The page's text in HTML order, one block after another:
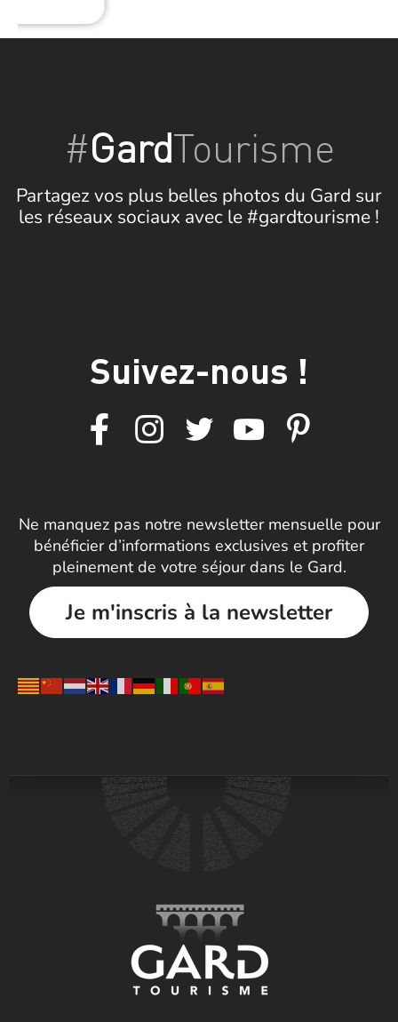
#GardTourisme
Partagez vos plus belles photos du Gard sur
les réseaux sociaux avec le #gardtourisme !
Suivez-nous !
Ne manquez pas notre newsletter mensuelle pour
bénéficier d’informations exclusives et profiter
pleinement de votre séjour dans le Gard.
Je m'inscris à la newsletter